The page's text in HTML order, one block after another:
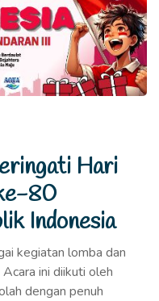
Hari
80
Indonesia
kegiatan lomba dan
ini diikuti oleh
dengan penuh